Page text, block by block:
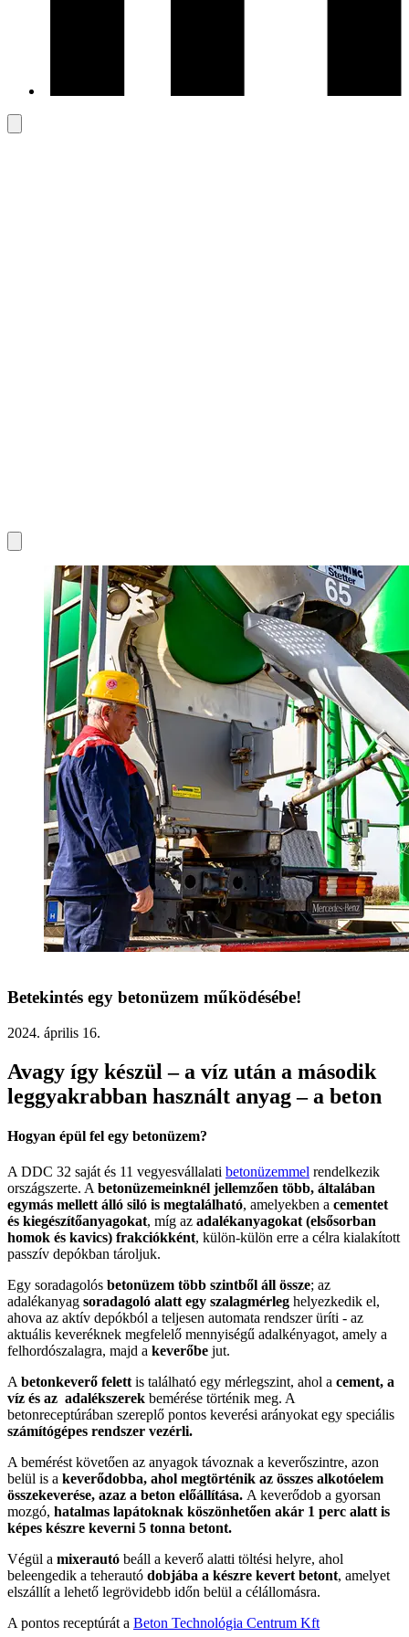
Betekintés egy betonüzem működésébe!
2024. április 16.
Avagy így készül – a víz után a második
leggyakrabban használt anyag – a beton
Hogyan épül fel egy betonüzem?
A DDC 32 saját és 11 vegyesvállalati betonüzemmel rendelkezik
országszerte. A betonüzemeinknél jellemzően több, általában
egymás mellett álló siló is megtalálható, amelyekben a cementet
és kiegészítőanyagokat, míg az adalékanyagokat (elsősorban
homok és kavics) frakciókként, külön-külön erre a célra kialakított
passzív depókban tároljuk.
Egy soradagolós betonüzem több szintből áll össze; az
adalékanyag soradagoló alatt egy szalagmérleg helyezkedik el,
ahova az aktív depókból a teljesen automata rendszer üríti - az
aktuális keveréknek megfelelő mennyiségű adalkényagot, amely a
felhordószalagra, majd a keverőbe jut.
A betonkeverő felett is található egy mérlegszint, ahol a cement, a
víz és az adalékszerek bemérése történik meg. A
betonreceptúrában szereplő pontos keverési arányokat egy speciális
számítógépes rendszer vezérli.
A bemérést követően az anyagok távoznak a keverőszintre, azon
belül is a keverődobba, ahol megtörténik az összes alkotóelem
összekeverése, azaz a beton előállítása. A keverődob a gyorsan
mozgó, hatalmas lapátoknak köszönhetően akár 1 perc alatt is
képes készre keverni 5 tonna betont.
Végül a mixerautó beáll a keverő alatti töltési helyre, ahol
beleengedik a teherautó dobjába a készre kevert betont, amelyet
elszállít a lehető legrövidebb időn belül a célállomásra.
A pontos receptúrát a Beton Technológia Centrum Kft